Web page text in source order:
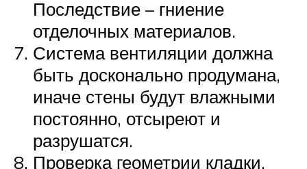
Последствие – гниение
отделочных материалов.
Система вентиляции должна
быть досконально продумана,
иначе стены будут влажными
постоянно, отсыреют и
разрушатся.
Проверка геометрии кладки,